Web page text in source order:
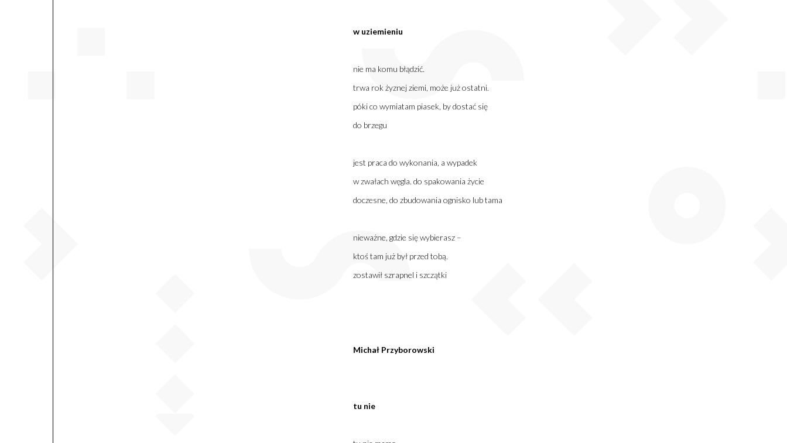
w uziemieniu
nie ma komu błądzić.
trwa rok żyznej ziemi, może już ostatni.
póki co wymiatam piasek, by dostać się
do brzegu
jest praca do wykonania, a wypadek
w zwałach węgla. do spakowania życie
doczesne, do zbudowania ognisko lub tama
nieważne, gdzie się wybierasz –
ktoś tam już był przed tobą.
zostawił szrapnel i szczątki
Michał Przyborowski
tu nie